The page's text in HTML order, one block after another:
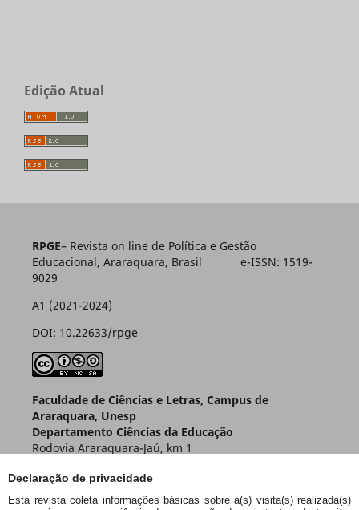
Declaração de privacidade
Esta revista coleta informações básicas sobre a(s) visita(s) realizada(s)
Edição Atual
RPGE– Revista on line de Política e Gestão
Educacional, Araraquara, Brasil e-ISSN: 1519-
9029
A1 (2021-2024)
DOI: 10.22633/rpge
Faculdade de Ciências e Letras, Campus de
Araraquara, Unesp
Departamento Ciências da Educação
Rodovia Araraquara-Jaú, km 1
Araraquara – SP – Brasil